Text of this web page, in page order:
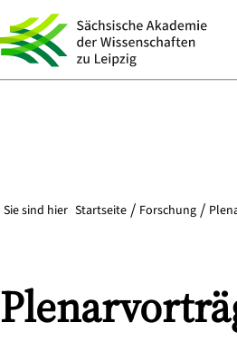
Sie sind hier Startseite Forschung